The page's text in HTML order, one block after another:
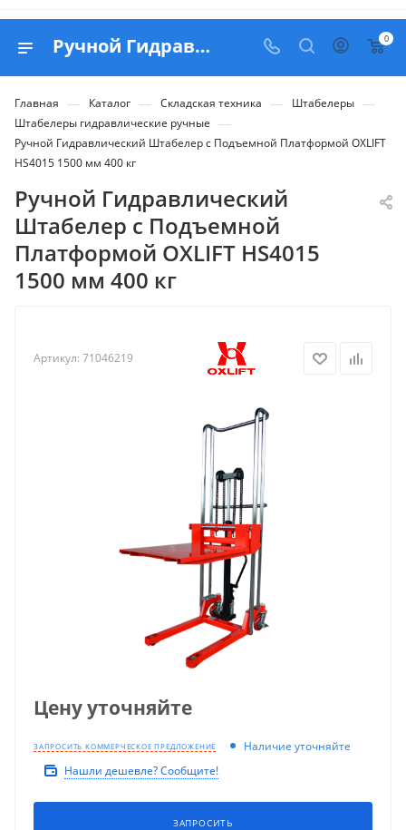
Ручной Гидравлический Штабелер с Подъемной Платформой OXLIFT HS4015 1500 мм 400 кг - купить в Belapex 0
Главная — Каталог — Складская техника — Штабелеры —
Штабелеры гидравлические ручные —
Ручной Гидравлический Штабелер с Подъемной Платформой OXLIFT
HS4015 1500 мм 400 кг
Ручной Гидравлический
Штабелер с Подъемной
Платформой OXLIFT HS4015
1500 мм 400 кг
Артикул: 71046219
Цену уточняйте
ЗАПРОСИТЬ КОММЕРЧЕСКОЕ ПРЕДЛОЖЕНИЕ
Наличие уточняйте
Нашли дешевле? Сообщите!
ЗАПРОСИТЬ